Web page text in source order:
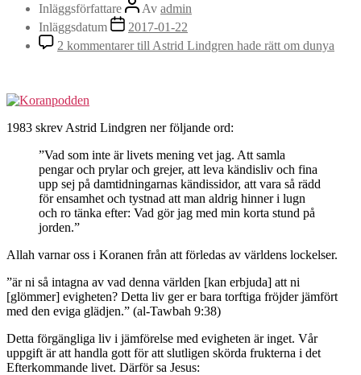
Inläggsförfattare Av admin
Inläggsdatum
2017-01-22
2 kommentarertill Astrid Lindgren hade rätt om dunya
1983 skrev Astrid Lindgren ner följande ord:
”Vad som inte är livets mening vet jag. Att samla
pengar och prylar och grejer, att leva kändisliv och fina
upp sej på damtidningarnas kändissidor, att vara så rädd
för ensamhet och tystnad att man aldrig hinner i lugn
och ro tänka efter: Vad gör jag med min korta stund på
jorden.”
Allah varnar oss i Koranen från att förledas av världens lockelser.
”är ni så intagna av vad denna världen [kan erbjuda] att ni
[glömmer] evigheten? Detta liv ger er bara torftiga fröjder jämfört
med den eviga glädjen.” (al-Tawbah 9:38)
Detta förgängliga liv i jämförelse med evigheten är inget. Vår
uppgift är att handla gott för att slutligen skörda frukterna i det
Efterkommande livet. Därför sa Jesus: